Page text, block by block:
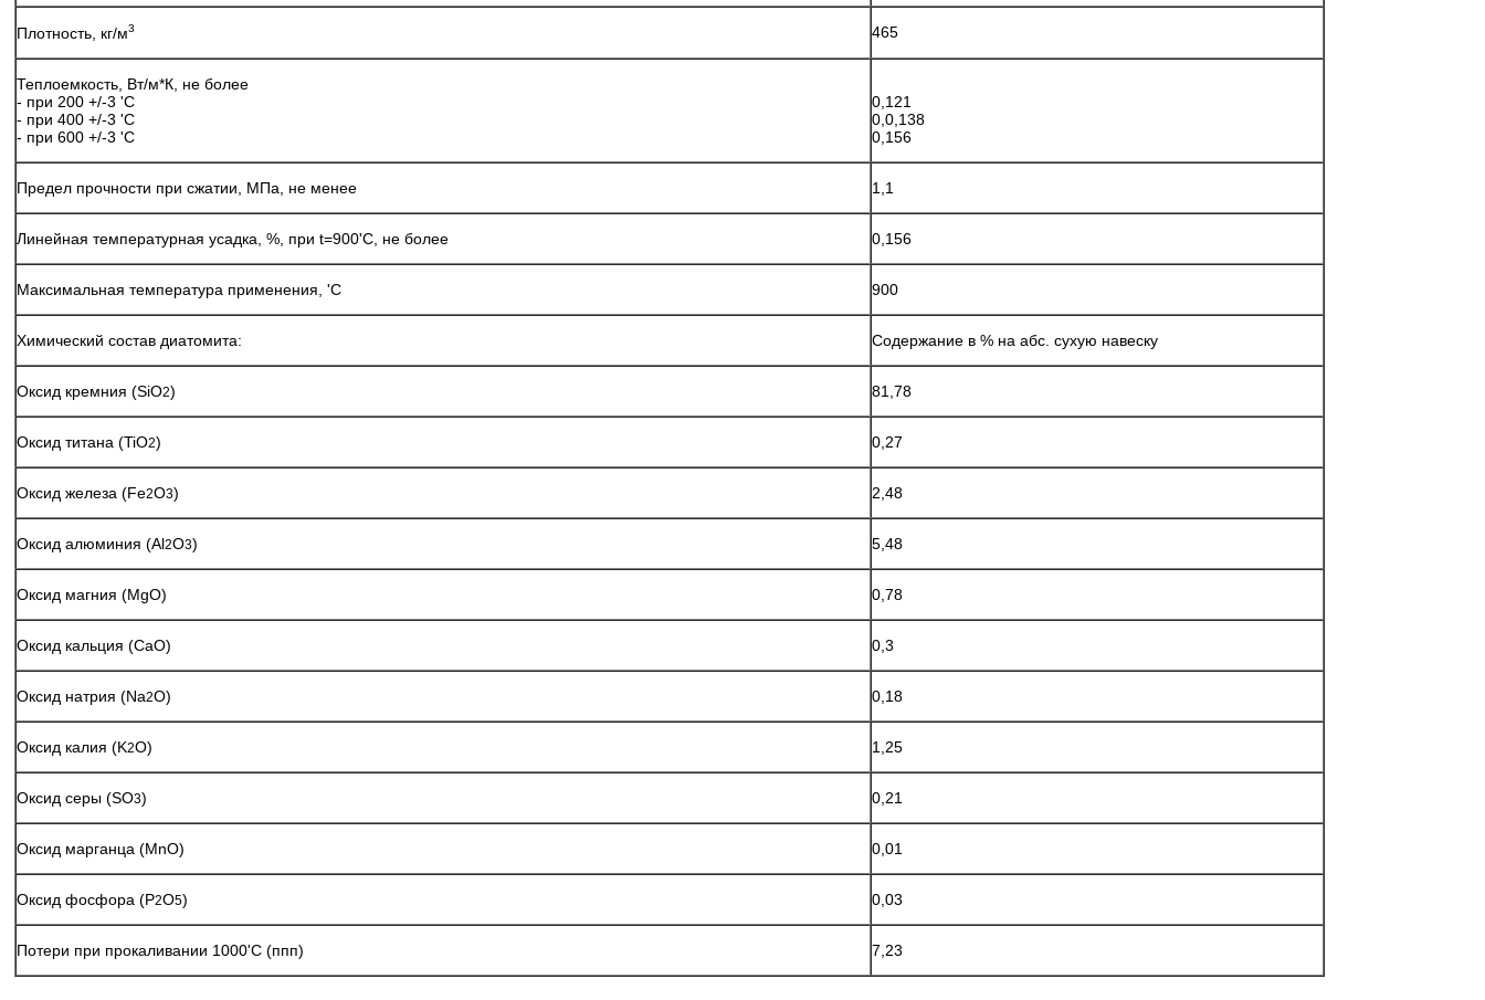
Плотность, кг/м3 465
Теплоемкость, Вт/м*К, не более
- при 200 +/-3 'C
- при 400 +/-3 'C
- при 600 +/-3 'C
0,121
0,0,138
0,156
Предел прочности при сжатии, МПа, не менее 1,1
Линейная температурная усадка, %, при t=900'C, не более 0,156
Максимальная температура применения, 'C 900
Химический состав диатомита: Содержание в % на абс. сухую навеску
Оксид кремния (SiO2) 81,78
Оксид титана (TiO2) 0,27
Оксид железа (Fe2O3) 2,48
Оксид алюминия (Al2O3) 5,48
Оксид магния (MgO) 0,78
Оксид кальция (CaO) 0,3
Оксид натрия (Na2O) 0,18
Оксид калия (K2O) 1,25
Оксид серы (SO3) 0,21
Оксид марганца (MnO) 0,01
Оксид фосфора (P2O5) 0,03
Потери при прокаливании 1000'C (ппп) 7,23